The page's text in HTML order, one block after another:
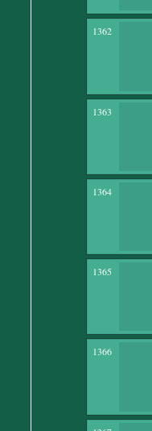
1362
1363
1364
1365
1366